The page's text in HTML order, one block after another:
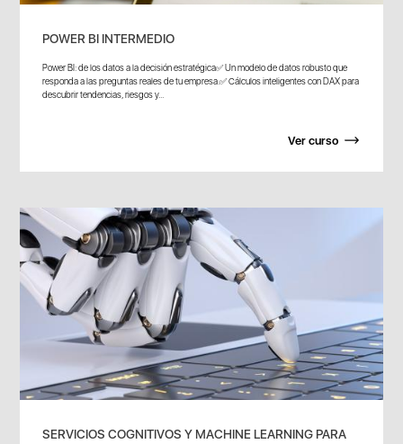
POWER BI INTERMEDIO
Power BI: de los datos a la decisión estratégica✅ Un modelo de datos robusto que
responda a las preguntas reales de tu empresa.✅ Cálculos inteligentes con DAX para
descubrir tendencias, riesgos y...
Ver curso
SERVICIOS COGNITIVOS Y MACHINE LEARNING PARA